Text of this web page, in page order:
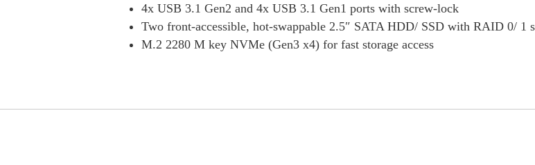
4x USB 3.1 Gen2 and 4x USB 3.1 Gen1 ports with screw-lock
Two front-accessible, hot-swappable 2.5″ SATA HDD/ SSD with RAID 0/ 1
M.2 2280 M key NVMe (Gen3 x4) for fast storage access